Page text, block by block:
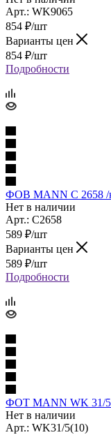
Арт.: WK9065
854 ₽/шт
Варианты цен
854 ₽/шт
Подробности
ФОВ MANN C 2658 /
Нет в наличии
Арт.: C2658
589 ₽/шт
Варианты цен
589 ₽/шт
Подробности
ФОТ MANN WK 31/5
Нет в наличии
Арт.: WK31/5(10)